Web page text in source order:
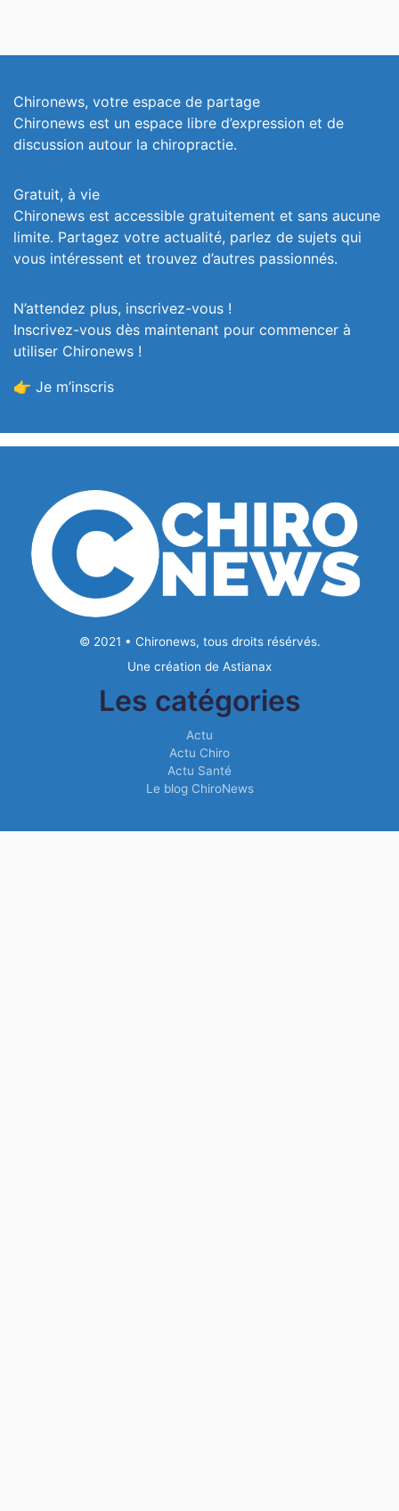
Chironews, votre espace de partage
Chironews est un espace libre d’expression et de
discussion autour la chiropractie.
Gratuit, à vie
Chironews est accessible gratuitement et sans aucune
limite. Partagez votre actualité, parlez de sujets qui
vous intéressent et trouvez d’autres passionnés.
N’attendez plus, inscrivez-vous !
Inscrivez-vous dès maintenant pour commencer à
utiliser Chironews !
👉 Je m’inscris
© 2021 • Chironews, tous droits résérvés.
Une création de Astianax
Les catégories
Actu
Actu Chiro
Actu Santé
Le blog ChiroNews